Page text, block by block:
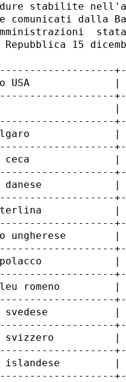
stabilite
e comunicati
15
USA              |
|
|
|
|
|
ungherese        |
|
romeno         |
|
|
|